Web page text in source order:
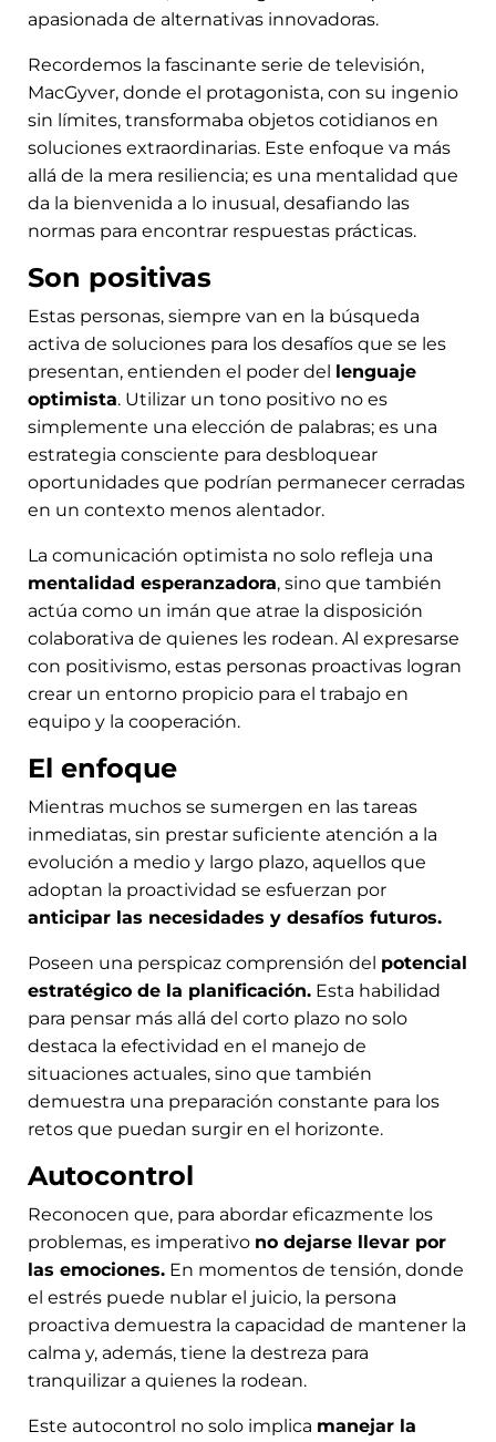
apasionada de alternativas innovadoras.
Recordemos la fascinante serie de televisión,
MacGyver, donde el protagonista, con su ingenio
sin límites, transformaba objetos cotidianos en
soluciones extraordinarias. Este enfoque va más
allá de la mera resiliencia; es una mentalidad que
da la bienvenida a lo inusual, desafiando las
normas para encontrar respuestas prácticas.
Son positivas
Estas personas, siempre van en la búsqueda
activa de soluciones para los desafíos que se les
presentan, entienden el poder del lenguaje
optimista. Utilizar un tono positivo no es
simplemente una elección de palabras; es una
estrategia consciente para desbloquear
oportunidades que podrían permanecer cerradas
en un contexto menos alentador.
La comunicación optimista no solo refleja una
mentalidad esperanzadora, sino que también
actúa como un imán que atrae la disposición
colaborativa de quienes les rodean. Al expresarse
con positivismo, estas personas proactivas logran
crear un entorno propicio para el trabajo en
equipo y la cooperación.
El enfoque
Mientras muchos se sumergen en las tareas
inmediatas, sin prestar suficiente atención a la
evolución a medio y largo plazo, aquellos que
adoptan la proactividad se esfuerzan por
anticipar las necesidades y desafíos futuros.
Poseen una perspicaz comprensión del potencial
estratégico de la planificación. Esta habilidad
para pensar más allá del corto plazo no solo
destaca la efectividad en el manejo de
situaciones actuales, sino que también
demuestra una preparación constante para los
retos que puedan surgir en el horizonte.
Autocontrol
Reconocen que, para abordar eficazmente los
problemas, es imperativo no dejarse llevar por
las emociones. En momentos de tensión, donde
el estrés puede nublar el juicio, la persona
proactiva demuestra la capacidad de mantener la
calma y, además, tiene la destreza para
tranquilizar a quienes la rodean.
Este autocontrol no solo implica manejar la